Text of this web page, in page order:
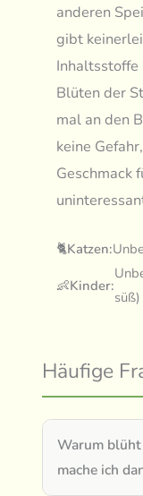
anderen
gibt
Blüten der
mal an den
keine
Geschmack
🐈Katzen:
👶Kinder:
süß)
Häufige
Warum
mache ich